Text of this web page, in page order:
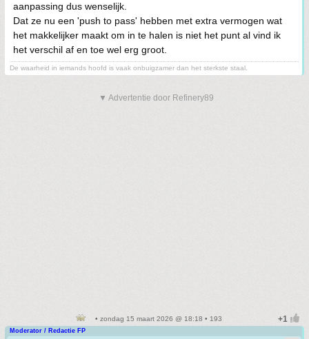
aanpassing dus wenselijk.
Dat ze nu een 'push to pass' hebben met extra vermogen wat
het makkelijker maakt om in te halen is niet het punt al vind ik
het verschil af en toe wel erg groot.
De waarheid in iemands hoofd is vaak onbuigzamer dan het sterkste staal.
▼ Advertentie door Refinery89
• zondag 15 maart 2026 @ 18:18 • 193
Moderator / Redactie FP